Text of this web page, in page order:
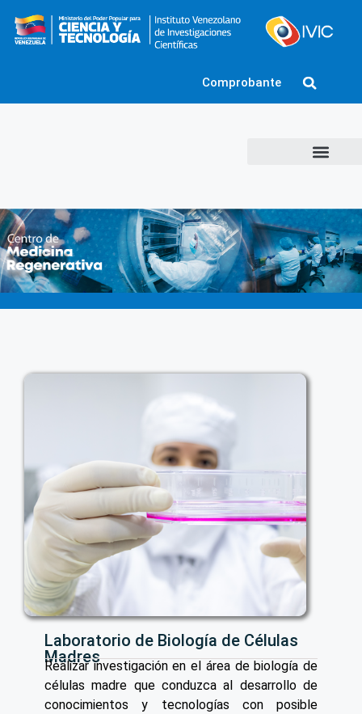
Comprobante
Laboratorio de Biología de Células
Madres
Realizar investigación en el área de biología de
células madre que conduzca al desarrollo de
conocimientos y tecnologías con posible